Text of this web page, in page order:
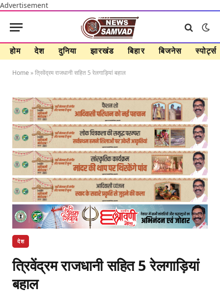
Advertisement
होम देश दुनिया झारखंड बिहार बिजनेस स्पोर्ट्स
Home »त्रिवेंद्रम राजधानी सहित 5 रेलगाड़ियां बहाल
देश
त्रिवेंद्रम राजधानी सहित 5 रेलगाड़ियां
बहाल